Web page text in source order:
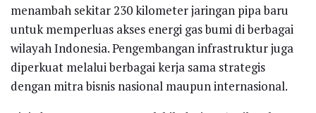
menambah sekitar 230 kilometer jaringan pipa baru
untuk memperluas akses energi gas bumi di berbagai
wilayah Indonesia. Pengembangan infrastruktur juga
diperkuat melalui berbagai kerja sama strategis
dengan mitra bisnis nasional maupun internasional.